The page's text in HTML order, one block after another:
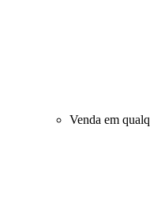
Venda em